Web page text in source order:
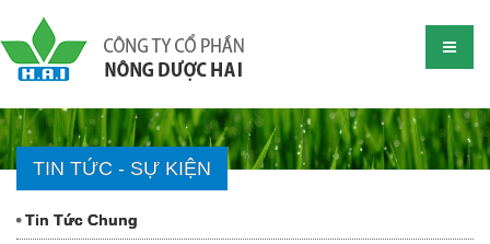
TIN TỨC - SỰ KIỆN
Tin Tức Chung